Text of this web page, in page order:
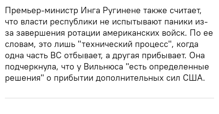
Премьер-министр Инга Ругинене также считает,
что власти республики не испытывают паники из-
за завершения ротации американских войск. По ее
словам, это лишь "технический процесс", когда
одна часть ВС отбывает, а другая прибывает. Она
подчеркнула, что у Вильнюса "есть определенные
решения" о прибытии дополнительных сил США.